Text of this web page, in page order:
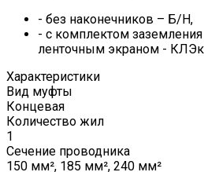
- без наконечников – Б/Н,
- с комплектом
ленточным экраном -
Характеристики
Вид муфты
Концевая
Количество жил
1
Сечение проводника
150 мм², 185 мм², 240 мм²